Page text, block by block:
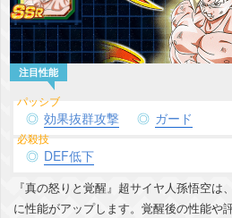
効果抜群攻撃 ガード
DEF低下
『真の怒りと覚醒』超サイヤ人孫悟空は
に性能がアップします。覚醒後の性能や